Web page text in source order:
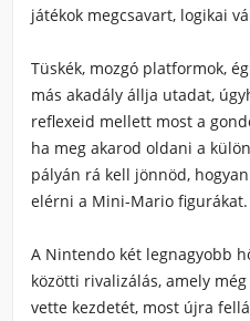
játékok megcsavart, logikai
Tüskék, mozgó platformok,
más akadály állja utadat,
reflexeid mellett most a
ha meg akarod oldani a
pályán rá kell jönnöd,
elérni a Mini-Mario figurákat.
A Nintendo két legnagyobb
közötti rivalizálás, amely
vette kezdetét, most újra